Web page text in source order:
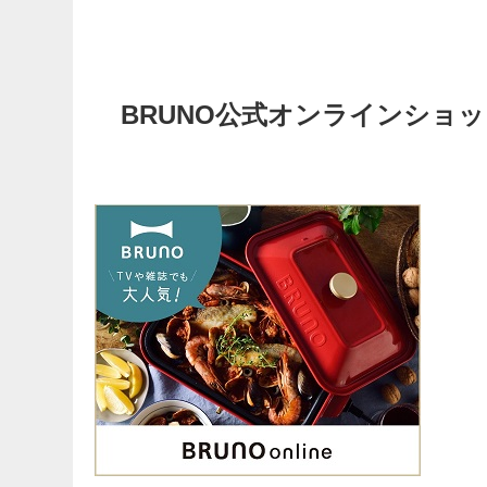
BRUNO公式オンラインショ